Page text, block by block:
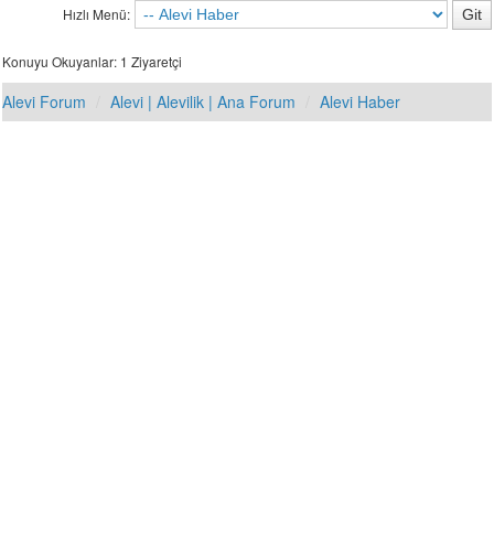
Hızlı Menü:
Konuyu Okuyanlar: 1 Ziyaretçi
Alevi Forum Alevi | Alevilik | Ana Forum Alevi Haber